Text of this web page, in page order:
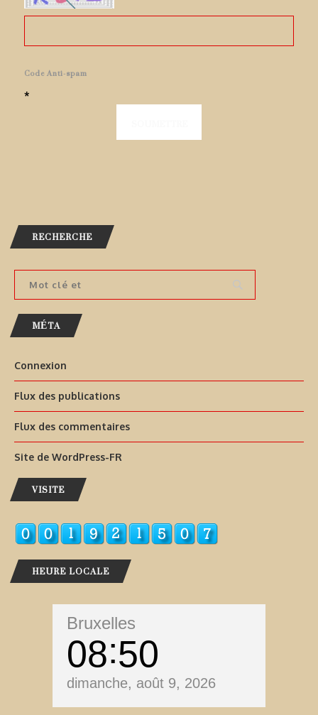
Code Anti-spam
*
RECHERCHE
MÉTA
Connexion
Flux des publications
Flux des commentaires
Site de WordPress-FR
VISITE
HEURE LOCALE
Bruxelles
08 50
dimanche, août 9, 2026